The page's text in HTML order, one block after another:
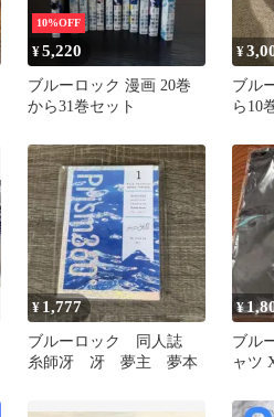
10%OFF
¥5,220
ブルーロック 漫画 20巻
から31巻セット
¥
ブル
ら10
¥ 1,777
ブルーロック 同人誌
糸師冴 冴 夢主 夢本
¥
ブル
ャツ